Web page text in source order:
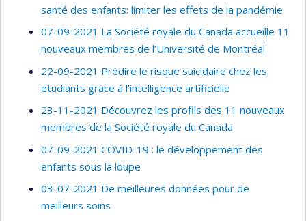
santé des enfants: limiter les effets de la pandémie
07-09-2021 La Société royale du Canada accueille 11
nouveaux membres de l’Université de Montréal
22-09-2021 Prédire le risque suicidaire chez les
étudiants grâce à l’intelligence artificielle
23-11-2021 Découvrez les profils des 11 nouveaux
membres de la Société royale du Canada
07-09-2021 COVID-19 : le développement des
enfants sous la loupe
03-07-2021 De meilleures données pour de
meilleurs soins